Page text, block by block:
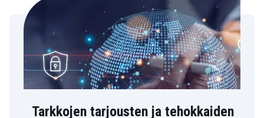
Tarkkojen tarjousten ja tehokkaiden